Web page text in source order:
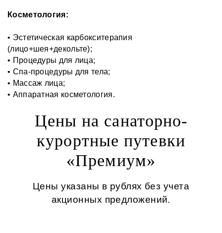
Косметология:
• Эстетическая карбокситерапия
(лицо+шея+декольте);
• Процедуры для лица;
• Спа-процедуры для тела;
• Массаж лица;
• Аппаратная косметология.
Цены на санаторно-
курортные путевки
«Премиум»
Цены указаны в рублях без учета
акционных предложений.